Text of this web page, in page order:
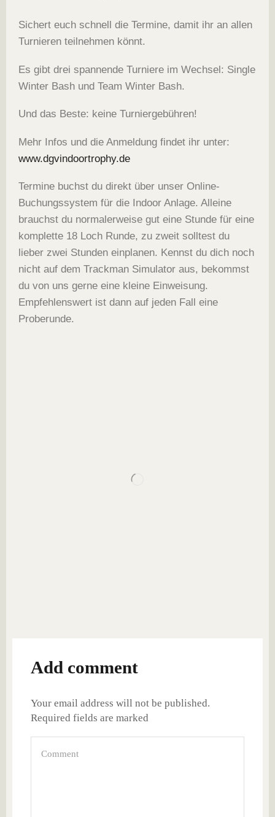
Sichert euch schnell die Termine, damit ihr an allen
Turnieren teilnehmen könnt.
Es gibt drei spannende Turniere im Wechsel: Single
Winter Bash und Team Winter Bash.
Und das Beste: keine Turniergebühren!
Mehr Infos und die Anmeldung findet ihr unter:
www.dgvindoortrophy.de
Termine buchst du direkt über unser Online-
Buchungssystem für die Indoor Anlage. Alleine
brauchst du normalerweise gut eine Stunde für eine
komplette 18 Loch Runde, zu zweit solltest du
lieber zwei Stunden einplanen. Kennst du dich noch
nicht auf dem Trackman Simulator aus, bekommst
du von uns gerne eine kleine Einweisung.
Empfehlenswert ist dann auf jeden Fall eine
Proberunde.
Add comment
Your email address will not be published.
Required fields are marked